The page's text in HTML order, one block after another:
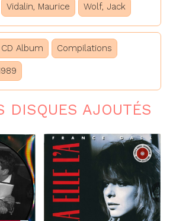
Vidalin, Maurice Wolf, Jack
CD Album Compilations
DISQUES AJOUTÉS